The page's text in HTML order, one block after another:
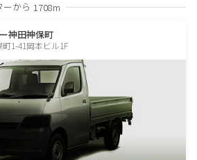
ーから 1708m
神田神保町
1-41岡本ビル1F